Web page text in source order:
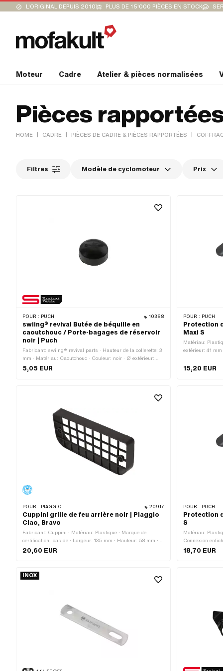
L'ORIGINAL DEPUIS 2010 PLUS DE 15'000 PIÈCES EN STOCK
Moteur Cadre Atelier & pièces normalisées
Pièces
HOME | CADRE | PIÈCES DE CADRE & PIÈCES RAPPORTÉES |
Filtres Modèle de cyclomoteur Prix
POUR : PUCH 10368
swiing® revival Butée de béquille en
caoutchouc / Porte-bagages de réservoir
noir | Puch
Fabricant: swiing® revival parts · Hauteur de la collerette: 3
mm · Matériau: Caoutchouc · Couleur: noir · Ø extérieur:
22.3 mm · Ø collerette: 14.9 mm · Ø trou de montage: 12.5
5,05 EUR
POUR : PUCH
Protection
Maxi S
Matériau:
extérieur: 41
· Ø axe: 44 mm
15,20 EUR
POUR : PIAGGIO 20917
Cuppini grille de feu arrière noir | Piaggio
Ciao, Bravo
Fabricant: Cuppini · Matériau: Plastique · Marque de
certification: pas de · Largeur: 135 mm · Hauteur: 58 mm ·
Couleur: noir · Ø du logement: 3.5 mm · Distance entre les
20,60 EUR
POUR : PUCH
Protection
S
Matériau:
Connexion
1 pcs
18,70 EUR
INOX